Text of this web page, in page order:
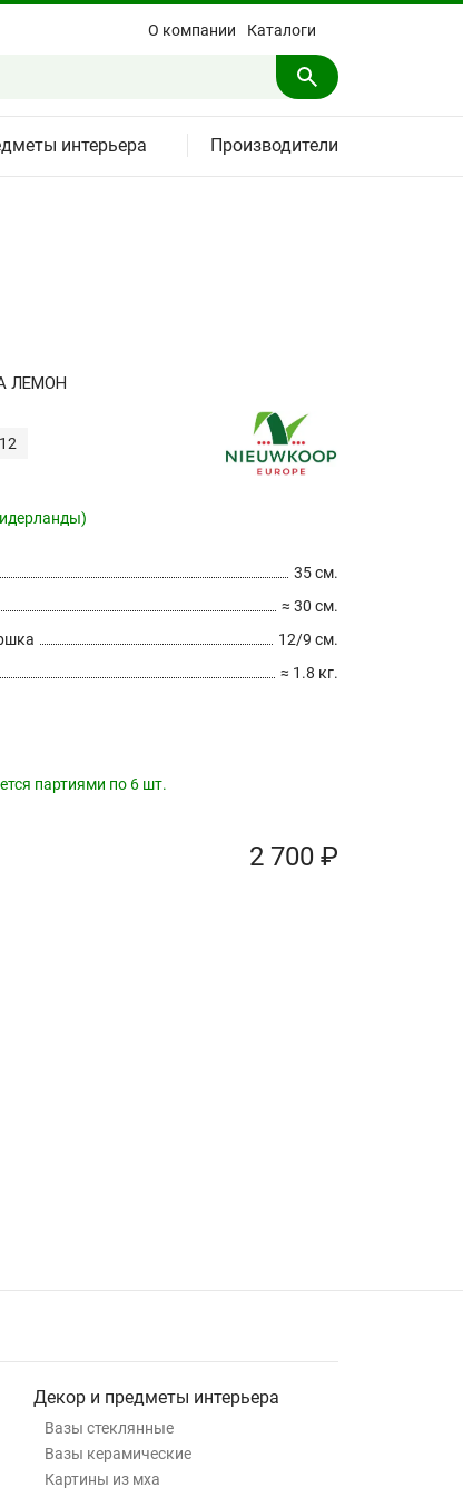
О компании Каталоги
интерьера Производители
ЛЕМОН
35 см.
≈ 30 см.
12/9 см.
≈ 1.8 кг.
партиями по 6 шт.
2 700 ₽
Декор и предметы интерьера
Вазы стеклянные
Вазы керамические
Картины из мха